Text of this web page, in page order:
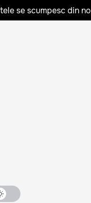
se scumpesc din